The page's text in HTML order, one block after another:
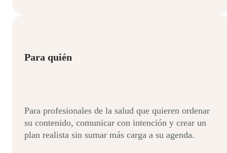
Para quién
Para profesionales de la salud que quieren ordenar
su contenido, comunicar con intención y crear un
plan realista sin sumar más carga a su agenda.